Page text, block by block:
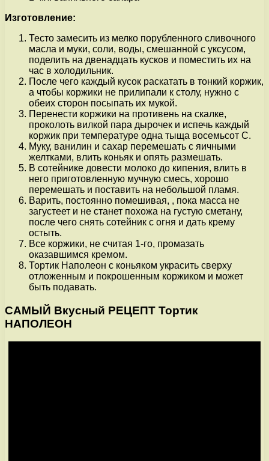
Изготовление:
Тесто замесить из мелко порубленного сливочного
масла и муки, соли, воды, смешанной с уксусом,
поделить на двенадцать кусков и поместить их на
час в холодильник.
После чего каждый кусок раскатать в тонкий коржик,
а чтобы коржики не прилипали к столу, нужно с
обеих сторон посыпать их мукой.
Перенести коржики на противень на скалке,
проколоть вилкой пара дырочек и испечь каждый
коржик при температуре одна тыща восемьсот С.
Муку, ванилин и сахар перемешать с яичными
желтками, влить коньяк и опять размешать.
В сотейнике довести молоко до кипения, влить в
него приготовленную мучную смесь, хорошо
перемешать и поставить на небольшой пламя.
Варить, постоянно помешивая, , пока масса не
загустеет и не станет похожа на густую сметану,
после чего снять сотейник с огня и дать крему
остыть.
Все коржики, не считая 1-го, промазать
оказавшимся кремом.
Тортик Наполеон с коньяком украсить сверху
отложенным и покрошенным коржиком и может
быть подавать.
САМЫЙ Вкусный РЕЦЕПТ Тортик
НАПОЛЕОН